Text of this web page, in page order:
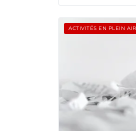
ACTIVITÉS EN PLEIN AIR